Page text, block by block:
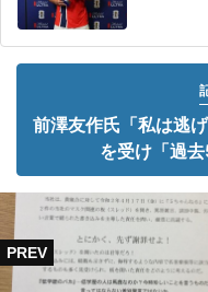
前澤友作氏「私は逃
を受け「過